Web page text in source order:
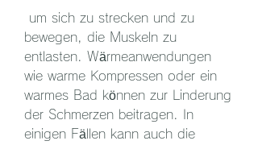
bewegen, die Muskeln zu
entlasten. Wärmeanwendungen
wie warme Kompressen oder ein
warmes Bad können zur Linderung
der Schmerzen beitragen. In
einigen Fällen kann auch die